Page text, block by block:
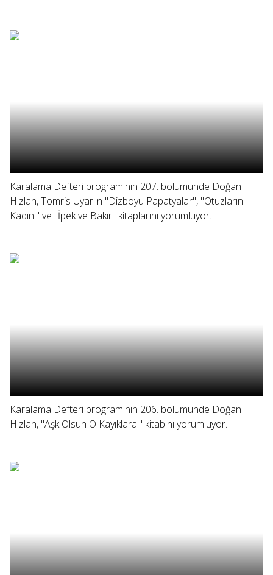
Karalama Defteri programının 207. bölümünde Doğan
Hızlan, Tomris Uyar'ın "Dizboyu Papatyalar", "Otuzların
Kadını" ve "İpek ve Bakır" kitaplarını yorumluyor.
Karalama Defteri programının 206. bölümünde Doğan
Hızlan, "Aşk Olsun O Kayıklara!" kitabını yorumluyor.